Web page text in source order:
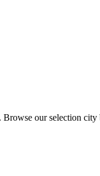
Browse our selection city